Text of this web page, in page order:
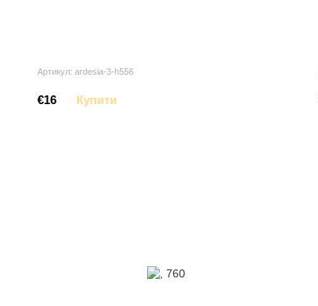
Артикул: ardesia-3-h556
€16 Купити